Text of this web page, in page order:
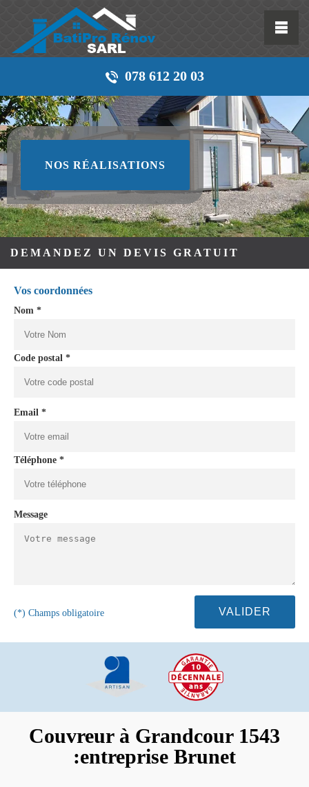
078 612 20 03
NOS RÉALISATIONS
DEMANDEZ UN DEVIS GRATUIT
Vos coordonnées
Nom *
Code postal *
Email *
Téléphone *
Message
(*) Champs obligatoire
Couvreur à Grandcour 1543
:entreprise Brunet